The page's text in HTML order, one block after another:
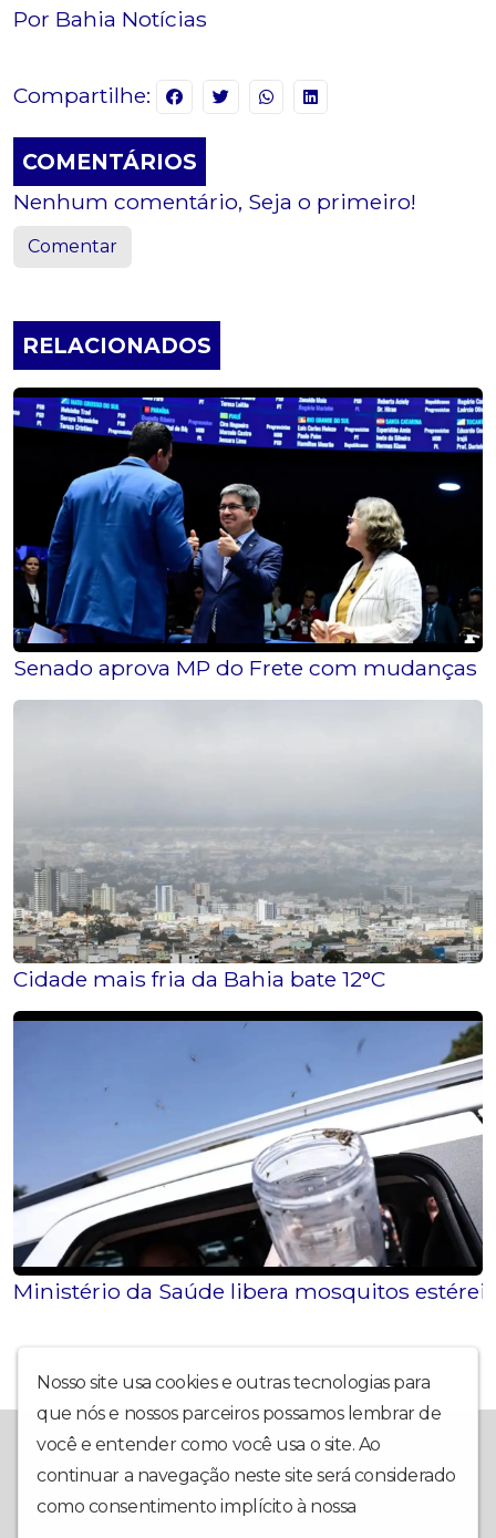
Por Bahia Notícias
Compartilhe:
COMENTÁRIOS
Nenhum comentário, Seja o primeiro!
Comentar
RELACIONADOS
Senado aprova MP do Frete com mudanças
Cidade mais fria da Bahia bate 12°C
Ministério da Saúde libera mosquitos
Nosso site usa cookies e outras tecnologias para
que nós e nossos parceiros possamos lembrar de
você e entender como você usa o site. Ao
continuar a navegação neste site será considerado
como consentimento implícito à nossa
A Rádio Diamantina FM fica em Itaberaba, BA, e leva, há muitos
Diamantina. Também é possível escutar a nossa programação
através do nosso site e do nosso aplicativo para Android e